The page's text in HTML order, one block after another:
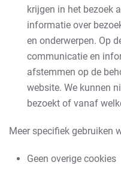
krijgen in het bezoek
informatie over
en onderwerpen. Op
communicatie en
afstemmen op de
website. We kunnen
bezoekt of vanaf
Meer specifiek gebruiken
Geen overige cookies